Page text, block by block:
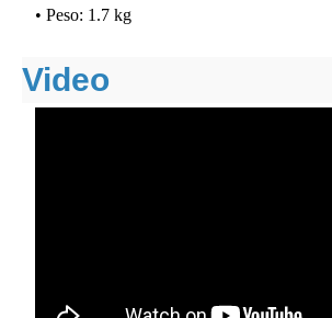
• Peso: 1.7 kg
Video